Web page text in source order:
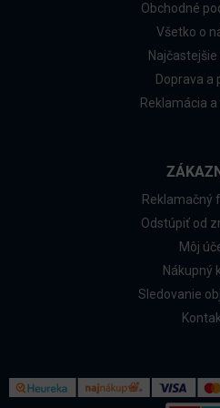
Obchodné
Všetko o
Doprava a
Reklamácia
Reklamačný
Odstúpiť od
Môj
Nákupný
Sledovanie